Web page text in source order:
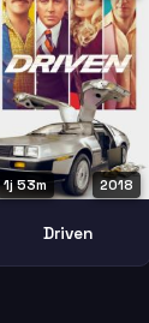
2018
1j 53m
Driven